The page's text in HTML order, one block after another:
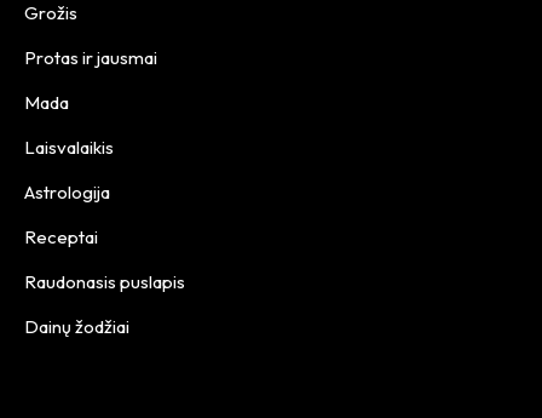
Grožis
Protas ir jausmai
Mada
Laisvalaikis
Astrologija
Receptai
Raudonasis puslapis
Dainų žodžiai